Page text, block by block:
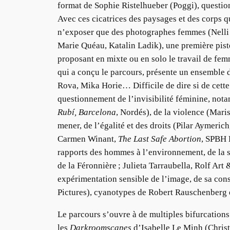
format de Sophie Ristelhueber (Poggi),
Avec ces cicatrices des paysages et des corps
n’exposer que des photographes femmes
Marie Quéau, Katalin Ladik), une première
proposant en mixte ou en solo le travail de
qui a conçu le parcours, présente un
Rova, Mika Horie… Difficile de dire si de cette
questionnement de l’invisibilité féminine,
Rubí, Barcelona, Nordés), de la violence
mener, de l’égalité et des droits (Pilar
Carmen Winant, The Last Safe Abortion,
rapports des hommes à l’environnement, de
de la Féronnière ; Julieta Tarraubella, Rolf Art
expérimentation sensible de l’image, de sa
Pictures), cyanotypes de Robert
Le parcours s’ouvre à de multiples
les Darkroomscapes d’Isabelle Le Minh